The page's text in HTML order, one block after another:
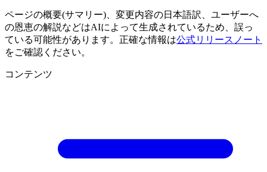
ページの概要(サマリー)、変更内容の日本語訳、ユーザーへ
の恩恵の解説などはAIによって生成されているため、誤っ
ている可能性があります。正確な情報は公式リリースノート
をご確認ください。
コンテンツ